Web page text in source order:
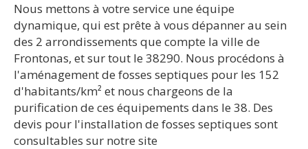
Nous mettons à votre service une équipe
dynamique, qui est prête à vous dépanner au sein
des 2 arrondissements que compte la ville de
Frontonas, et sur tout le 38290. Nous procédons à
l'aménagement de fosses septiques pour les 152
d'habitants/km² et nous chargeons de la
purification de ces équipements dans le 38. Des
devis pour l'installation de fosses septiques sont
consultables sur notre site